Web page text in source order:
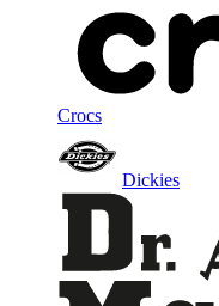
Crocs
Dickies